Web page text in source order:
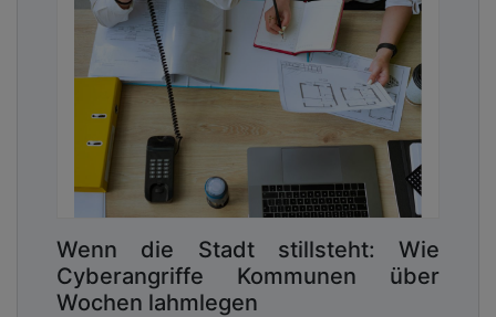
Wenn die Stadt stillsteht: Wie
Cyberangriffe Kommunen über
Wochen lahmlegen